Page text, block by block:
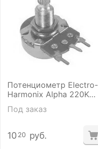
Потенциометр Electro-
Harmonix Alpha 220K
Под заказ
10 20 руб.